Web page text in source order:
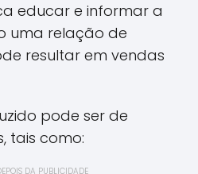
educar e informar a
uma relação de
resultar em vendas
pode ser de
tais como:
DA PUBLICIDADE